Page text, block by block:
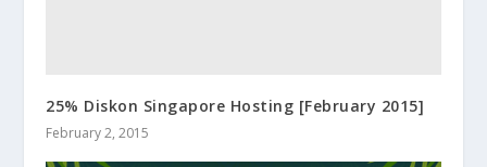
25% Diskon Singapore Hosting [February 2015]
February 2, 2015